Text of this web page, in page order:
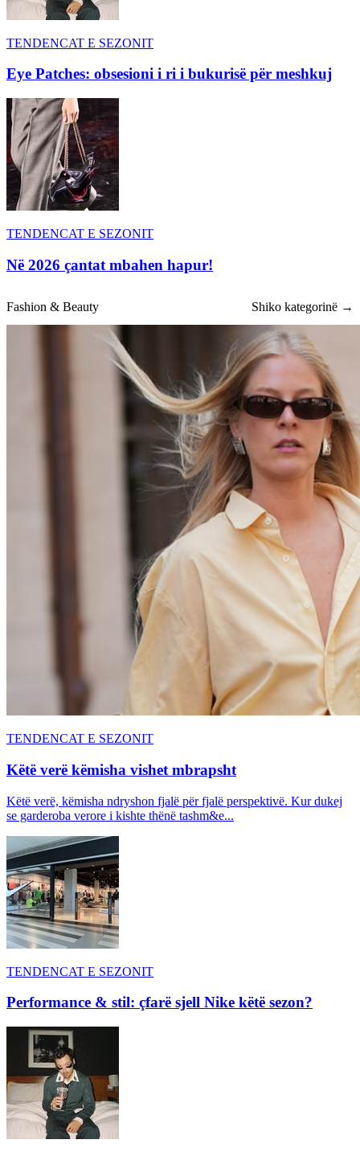
TENDENCAT E SEZONIT
Eye Patches: obsesioni i ri i bukurisë për meshkuj
TENDENCAT E SEZONIT
Në 2026 çantat mbahen hapur!
Fashion & Beauty Shiko kategorinë →
TENDENCAT E SEZONIT
Këtë verë këmisha vishet mbrapsht
Këtë verë, këmisha ndryshon fjalë për fjalë perspektivë. Kur dukej
se garderoba verore i kishte thënë tashm&e...
TENDENCAT E SEZONIT
Performance & stil: çfarë sjell Nike këtë sezon?